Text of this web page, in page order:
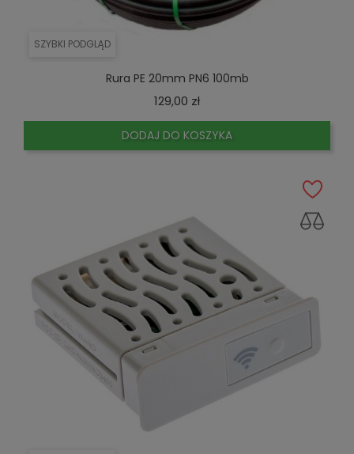
SZYBKI PODGLĄD
Rura PE 20mm PN6 100mb
129,00 złCena
DODAJ DO KOSZYKA